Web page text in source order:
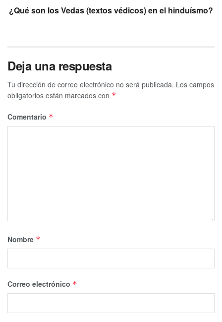
¿Qué son los Vedas (textos védicos) en el hinduísmo?
Deja una respuesta
Tu dirección de correo electrónico no será publicada. Los campos
obligatorios están marcados con *
Comentario *
Nombre *
Correo electrónico *